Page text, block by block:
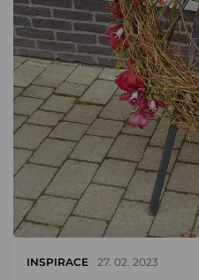
INSPIRACE 27. 02. 2023